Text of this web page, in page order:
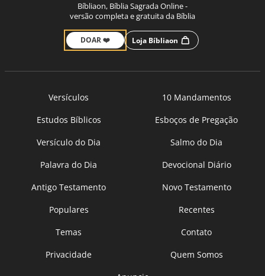
Bíbliaon, Bíblia Sagrada Online -
versão completa e gratuita da Bíblia
DOAR ❤️ Loja Bíbliaon
Versículos
10 Mandamentos
Estudos Bíblicos
Esboços de Pregação
Versículo do Dia
Salmo do Dia
Palavra do Dia
Devocional Diário
Antigo Testamento
Novo Testamento
Populares
Recentes
Temas
Contato
Privacidade
Quem Somos